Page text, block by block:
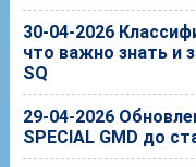
30-04-2026
что важно знать и
SQ
29-04-2026
SPECIAL GMD до